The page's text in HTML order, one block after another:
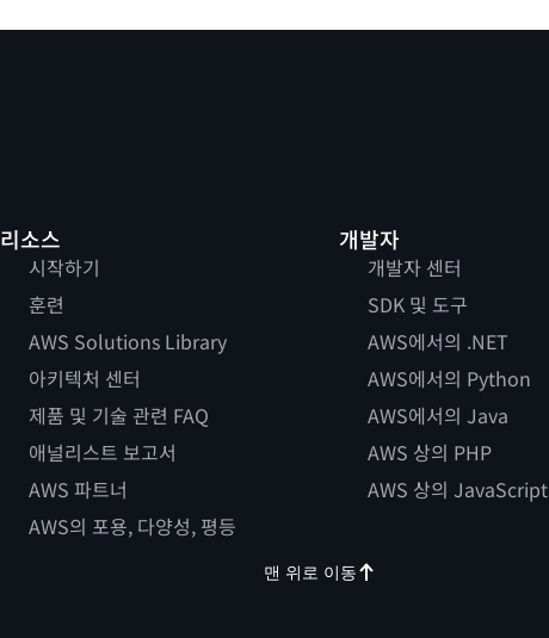
리소스
시작하기
훈련
AWS Solutions Library
아키텍처 센터
제품 및 기술 관련 FAQ
애널리스트 보고서
AWS 파트너
AWS의 포용, 다양성, 평등
개발자
개발자 센터
SDK 및 도구
AWS에서의 .NET
AWS에서의 Python
AWS에서의 Java
AWS 상의 PHP
AWS 상의 JavaScript
맨 위로 이동